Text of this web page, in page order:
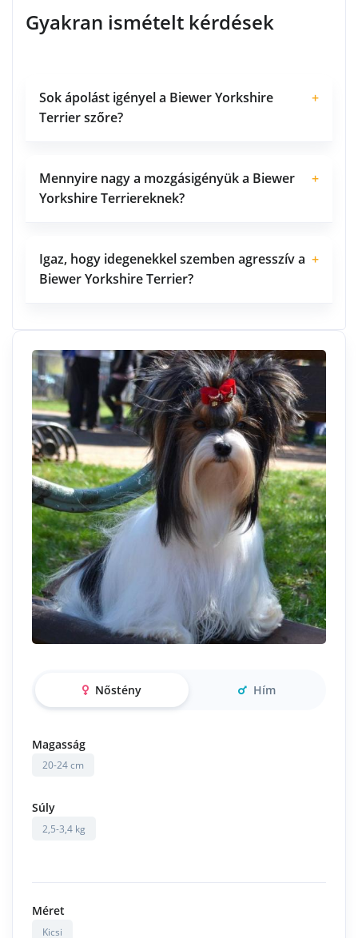
Nőstény Hím
Magasság
20-24 cm
Súly
2,5-3,4 kg
Méret
Kicsi
Gyakran ismételt kérdések
Sok ápolást igényel a Biewer Yorkshire
Terrier szőre?
+
Mennyire nagy a mozgásigényük a Biewer
Yorkshire Terriereknek?
+
Igaz, hogy idegenekkel szemben agresszív a
Biewer Yorkshire Terrier?
+